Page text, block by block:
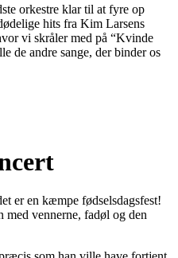
orkestre klar til at fyre op
hits fra Kim Larsens
vi skråler med på “Kvinde
de andre sange, der binder os
er en kæmpe fødselsdagsfest!
med vennerne, fadøl og den